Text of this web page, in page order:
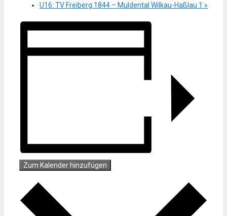
U16: TV Freiberg 1844 – Muldental Wilkau-Haßlau 1 »
Zum Kalender hinzufügen